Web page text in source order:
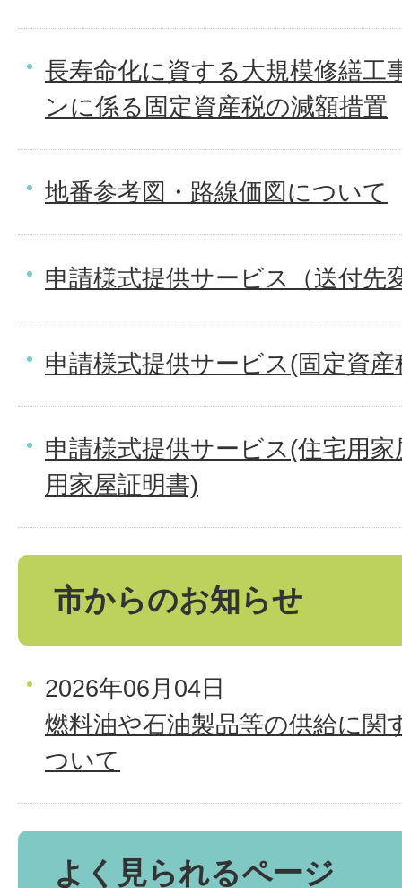
長寿命化に資する大規模修繕工
ンに係る固定資産税の減額措置
地番参考図・路線価図について
申請様式提供サービス（送付先
申請様式提供サービス(固定資
申請様式提供サービス(住宅用
用家屋証明書)
市からのお知らせ
2026年06月04日
燃料油や石油製品等の供給に関
ついて
よく見られるページ